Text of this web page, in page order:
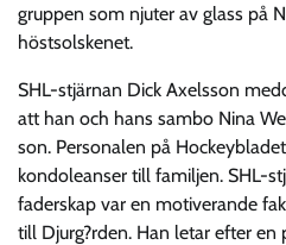
gruppen som njuter av glass på
höstsolskenet.
SHL-stjärnan Dick Axelsson
att han och hans sambo Nina
son. Personalen på
kondoleanser till familjen. SHL-
faderskap var en motiverande
till Djurg?rden. Han letar efter